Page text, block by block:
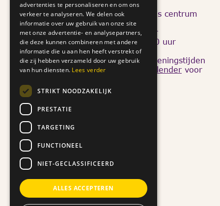
Van17 tot en met 21 augustus
is ons centrum
twee dagdelengeopend:
dinsdagmiddag 13:30 – 15:30 uur
donderdagochtend: 10:00 – 12:00 uur
We organiseren tijdens en buiten openingstijden
diverse activiteiten. Kijk op onze
kalender voor
Quicklinks
Doneer
Ons verhaal
Nieuws
Help mee
Aanbod
Privacy Statement
advertenties te personaliseren en om ons
verkeer te analyseren. We delen ook
informatie over uw gebruik van onze site
met onze advertentie- en analysepartners,
die deze kunnen combineren met andere
informatie die u aan hen heeft verstrekt of
die zij hebben verzameld door uw gebruik
van hun diensten. Lees verder
STRIKT NOODZAKELIJK
PRESTATIE
TARGETING
FUNCTIONEEL
NIET-GECLASSIFICEERD
ALLES ACCEPTEREN